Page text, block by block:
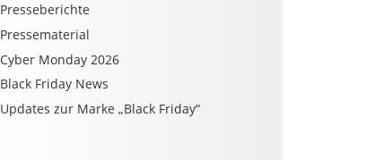
Presseberichte
Pressematerial
Cyber Monday 2026
Black Friday News
Updates zur Marke „Black Friday“